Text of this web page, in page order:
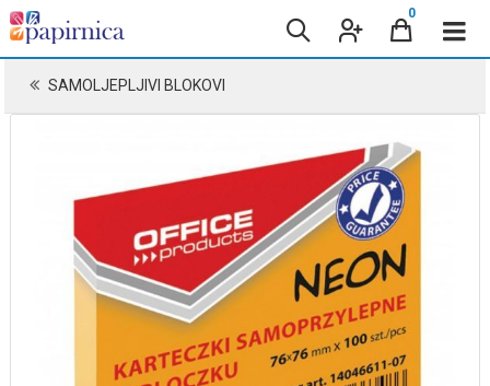
0
SAMOLJEPLJIVI BLOKOVI